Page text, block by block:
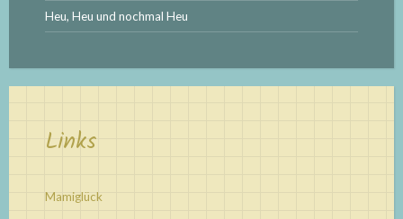
Heu, Heu und nochmal Heu
Links
Mamiglück